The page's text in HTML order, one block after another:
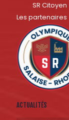
SR Citoyen
Les partenaires
ACTUALITÉS